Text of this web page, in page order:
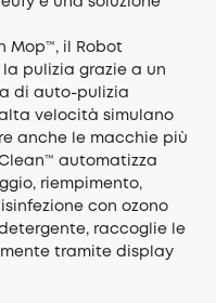
Mop™️, il Robot
la pulizia grazie a un
di auto-pulizia
velocità simulano
anche le macchie più
automatizza
riempimento,
con ozono
raccoglie le
tramite display